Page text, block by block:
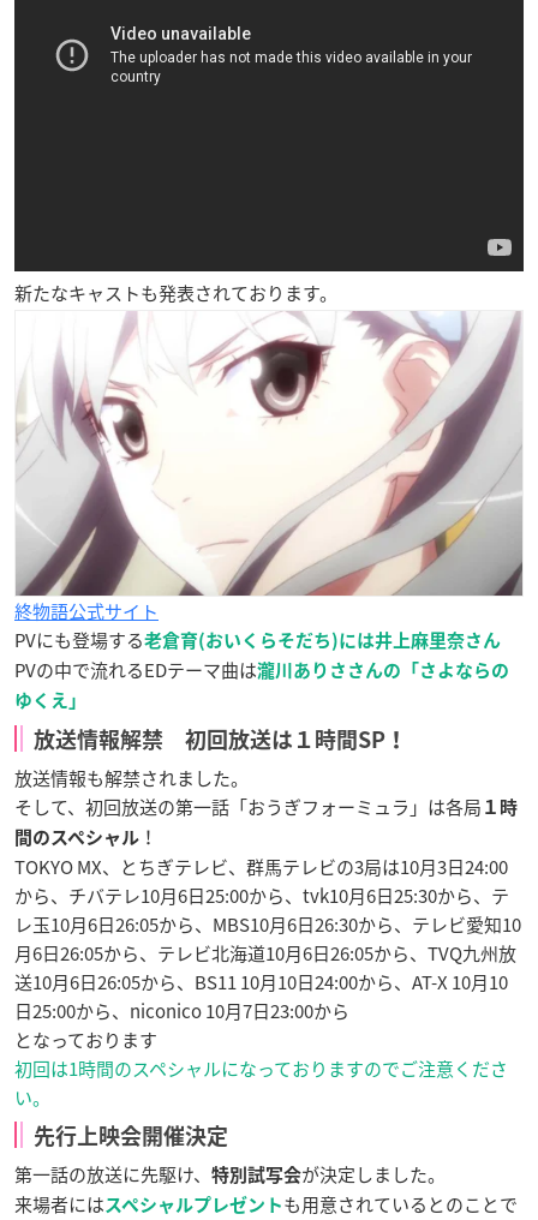
新たなキャストも発表されております。
終物語公式サイト
PVにも登場する老倉育(おいくらそだち)には井上麻里奈さん
PVの中で流れるEDテーマ曲は瀧川ありささんの「さよならの
ゆくえ」
放送情報解禁 初回放送は１時間SP！
放送情報も解禁されました。
そして、初回放送の第一話「おうぎフォーミュラ」は各局 １時
間のスペシャル ！
TOKYO MX、とちぎテレビ、群馬テレビの3局は10月3日24:00
から、チバテレ10月6日25:00から、tvk10月6日25:30から、テ
レ玉10月6日26:05から、MBS10月6日26:30から、テレビ愛知10
月6日26:05から、テレビ北海道10月6日26:05から、TVQ九州放
送10月6日26:05から、BS11 10月10日24:00から、AT-X 10月10
日25:00から、niconico 10月7日23:00から
となっております
初回は1時間のスペシャルになっておりますのでご注意くださ
い。
先行上映会開催決定
第一話の放送に先駆け、 特別試写会が決定しました。
来場者には スペシャルプレゼント も用意されているとのことで